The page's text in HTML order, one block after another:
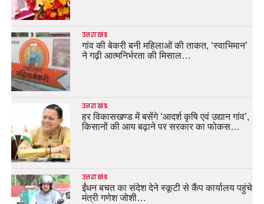
उत्तराखंड
गांव की बेकरी बनी महिलाओं की ताकत, ‘स्वाभिमान’
ने गढ़ी आत्मनिर्भरता की मिसाल…
उत्तराखंड
हर विकासखण्ड में बसेंगे ‘आदर्श कृषि एवं उद्यान गांव’,
किसानों की आय बढ़ाने पर सरकार का फोकस…
उत्तराखंड
ईंधन बचत का संदेश देने स्कूटी से कैंप कार्यालय पहुंचे
मंत्री गणेश जोशी…